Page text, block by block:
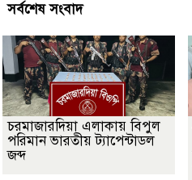
সর্বশেষ সংবাদ
চরমাজারদিয়া এলাকায় বিপুল
পরিমান ভারতীয় ট্যাপেন্টাডল
জব্দ